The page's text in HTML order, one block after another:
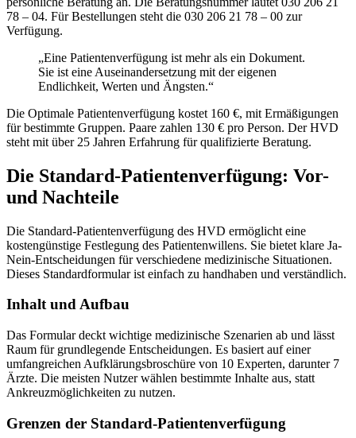
78 – 04. Für Bestellungen steht die 030 206 21 78 – 00 zur
Verfügung.
„Eine Patientenverfügung ist mehr als ein Dokument.
Sie ist eine Auseinandersetzung mit der eigenen
Endlichkeit, Werten und Ängsten.“
Die Optimale Patientenverfügung kostet 160 €, mit Ermäßigungen
für bestimmte Gruppen. Paare zahlen 130 € pro Person. Der HVD
steht mit über 25 Jahren Erfahrung für qualifizierte Beratung.
Die Standard-Patientenverfügung: Vor-
und Nachteile
Die Standard-Patientenverfügung des HVD ermöglicht eine
kostengünstige Festlegung des Patientenwillens. Sie bietet klare Ja-
Nein-Entscheidungen für verschiedene medizinische Situationen.
Dieses Standardformular ist einfach zu handhaben und verständlich.
Inhalt und Aufbau
Das Formular deckt wichtige medizinische Szenarien ab und lässt
Raum für grundlegende Entscheidungen. Es basiert auf einer
umfangreichen Aufklärungsbroschüre von 10 Experten, darunter 7
Ärzte. Die meisten Nutzer wählen bestimmte Inhalte aus, statt
Ankreuzmöglichkeiten zu nutzen.
Grenzen der Standard-Patientenverfügung